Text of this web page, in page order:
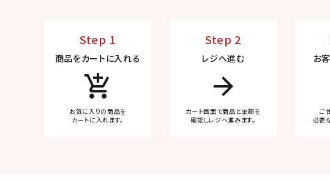
Step 1
商品をカートに入れる
add_shopping_cart
お気に入りの商品を
カートに入れます。
Step 2
レジへ進む
arrow_forward
カート画面で商品と金額を
確認しレジへ進みます。
お
ご
必要